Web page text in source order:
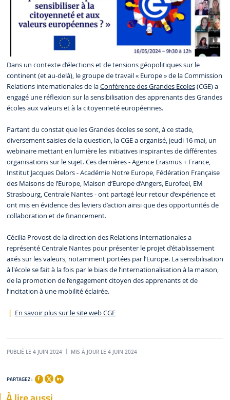
Dans un contexte d’élections et de tensions géopolitiques sur le
continent (et au-delà), le groupe de travail « Europe » de la Commission
Relations internationales de laConférence des Grandes Ecoles(CGE) a
engagé une réflexion sur la sensibilisation des apprenants des Grandes
écoles aux valeurs et à la citoyenneté européennes.
Partant du constat que les Grandes écoles se sont, à ce stade,
diversement saisies de la question, la CGE a organisé, jeudi 16 mai, un
webinaire mettant en lumière les initiatives inspirantes de différentes
organisations sur le sujet. Ces dernières - Agence Erasmus + France,
Institut Jacques Delors - Académie Notre Europe, Fédération Française
des Maisons de l’Europe, Maison d’Europe d’Angers, Eurofeel, EM
Strasbourg, Centrale Nantes - ont partagé leur retour d’expérience et
ont mis en évidence des leviers d’action ainsi que des opportunités de
collaboration et de financement.
Cécilia Provost de la direction des Relations Internationales a
représenté Centrale Nantes pour présenter le projet d’établissement
axés sur les valeurs, notamment portées par l’Europe. La sensibilisation
à l'école se fait à la fois par le biais de l’internationalisation à la maison,
de la promotion de l’engagement citoyen des apprenants et de
l’incitation à une mobilité éclairée.
En savoir plus sur le site web CGE
PUBLIÉ LE 4 JUIN 2024 MIS À JOUR LE 4 JUIN 2024
PARTAGEZ :